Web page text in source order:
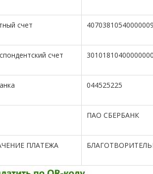
счет
счет
044525225
ПАО СБЕРБАНК
ПЛАТЕЖА